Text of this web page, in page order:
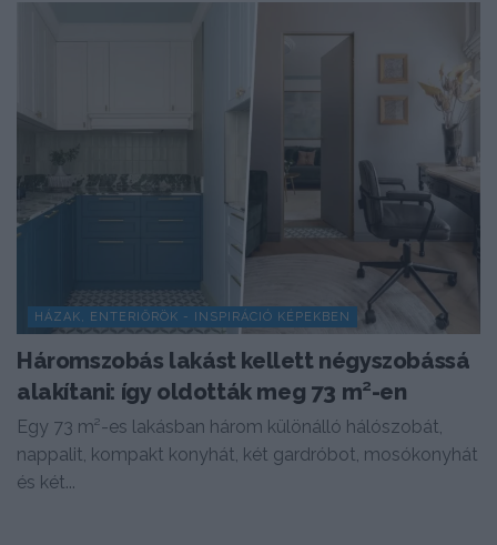
HÁZAK, ENTERIŐRÖK - INSPIRÁCIÓ KÉPEKBEN
Háromszobás lakást kellett négyszobássá
alakítani: így oldották meg 73 m²-en
Egy 73 m²-es lakásban három különálló hálószobát,
nappalit, kompakt konyhát, két gardróbot, mosókonyhát
és két...